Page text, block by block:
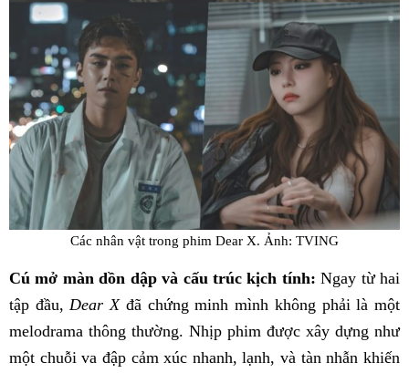
Các nhân vật trong phim Dear X. Ảnh: TVING
Cú mở màn dồn dập và cấu trúc kịch tính: Ngay từ hai
tập đầu,Dear Xđã chứng minh mình không phải là một
melodrama thông thường. Nhịp phim được xây dựng như
một chuỗi va đập cảm xúc nhanh, lạnh, và tàn nhẫn khiến